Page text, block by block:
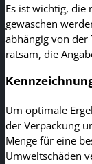
Es ist wichtig, die
gewaschen
abhängig von der
ratsam, die
Um optimale
der Verpackung
Menge für eine
Umweltschäden